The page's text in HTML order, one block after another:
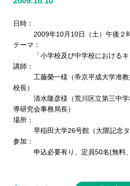
日時：
2009年10月10日（土）午後２
テーマ：
「小学校及び中学校におけるキャ
講師：
工藤榮一様（帝京平成大学准教
校長）
清水隆彦様（荒川区立第三中学
導研究会事務局長）
場所：
早稲田大学26号館（大隈記念タ
参加：
申込必要有り、定員50名(無料、